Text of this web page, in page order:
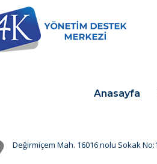
Anasayfa
Değirmiçem Mah. 16016 nolu Sokak